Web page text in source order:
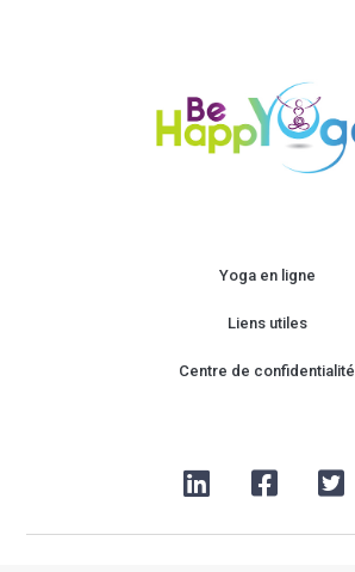
Yoga en ligne
Liens utiles
Centre de confidentialité